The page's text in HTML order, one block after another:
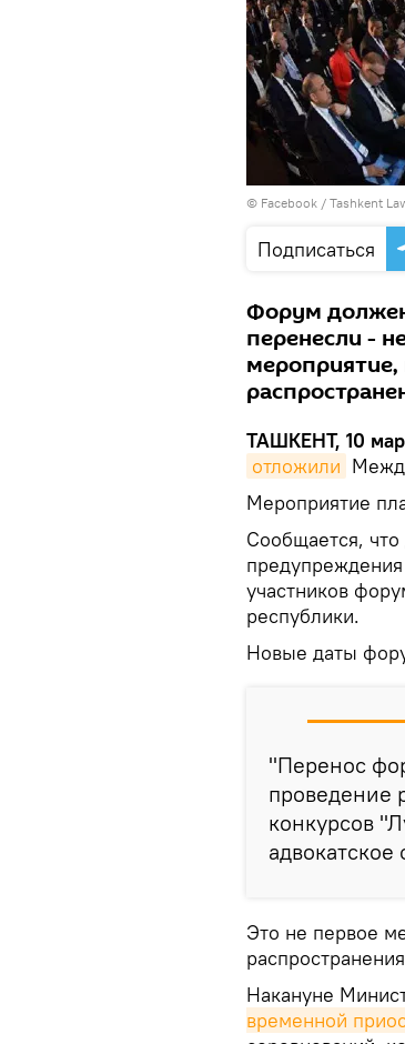
© Facebook / Tashkent
Подписаться
Форум
перенесли -
мероприятие,
ТАШКЕНТ, 10
отложили
Мероприятие
Сообщается,
предупреждения
участников
республики.
Новые даты
"Перенос
проведение
конкурсов
Это не первое
Накануне
временной